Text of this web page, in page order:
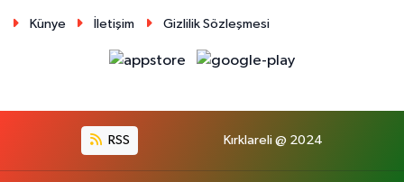
Künye İletişim Gizlilik Sözleşmesi
RSS Kırklareli @ 2024